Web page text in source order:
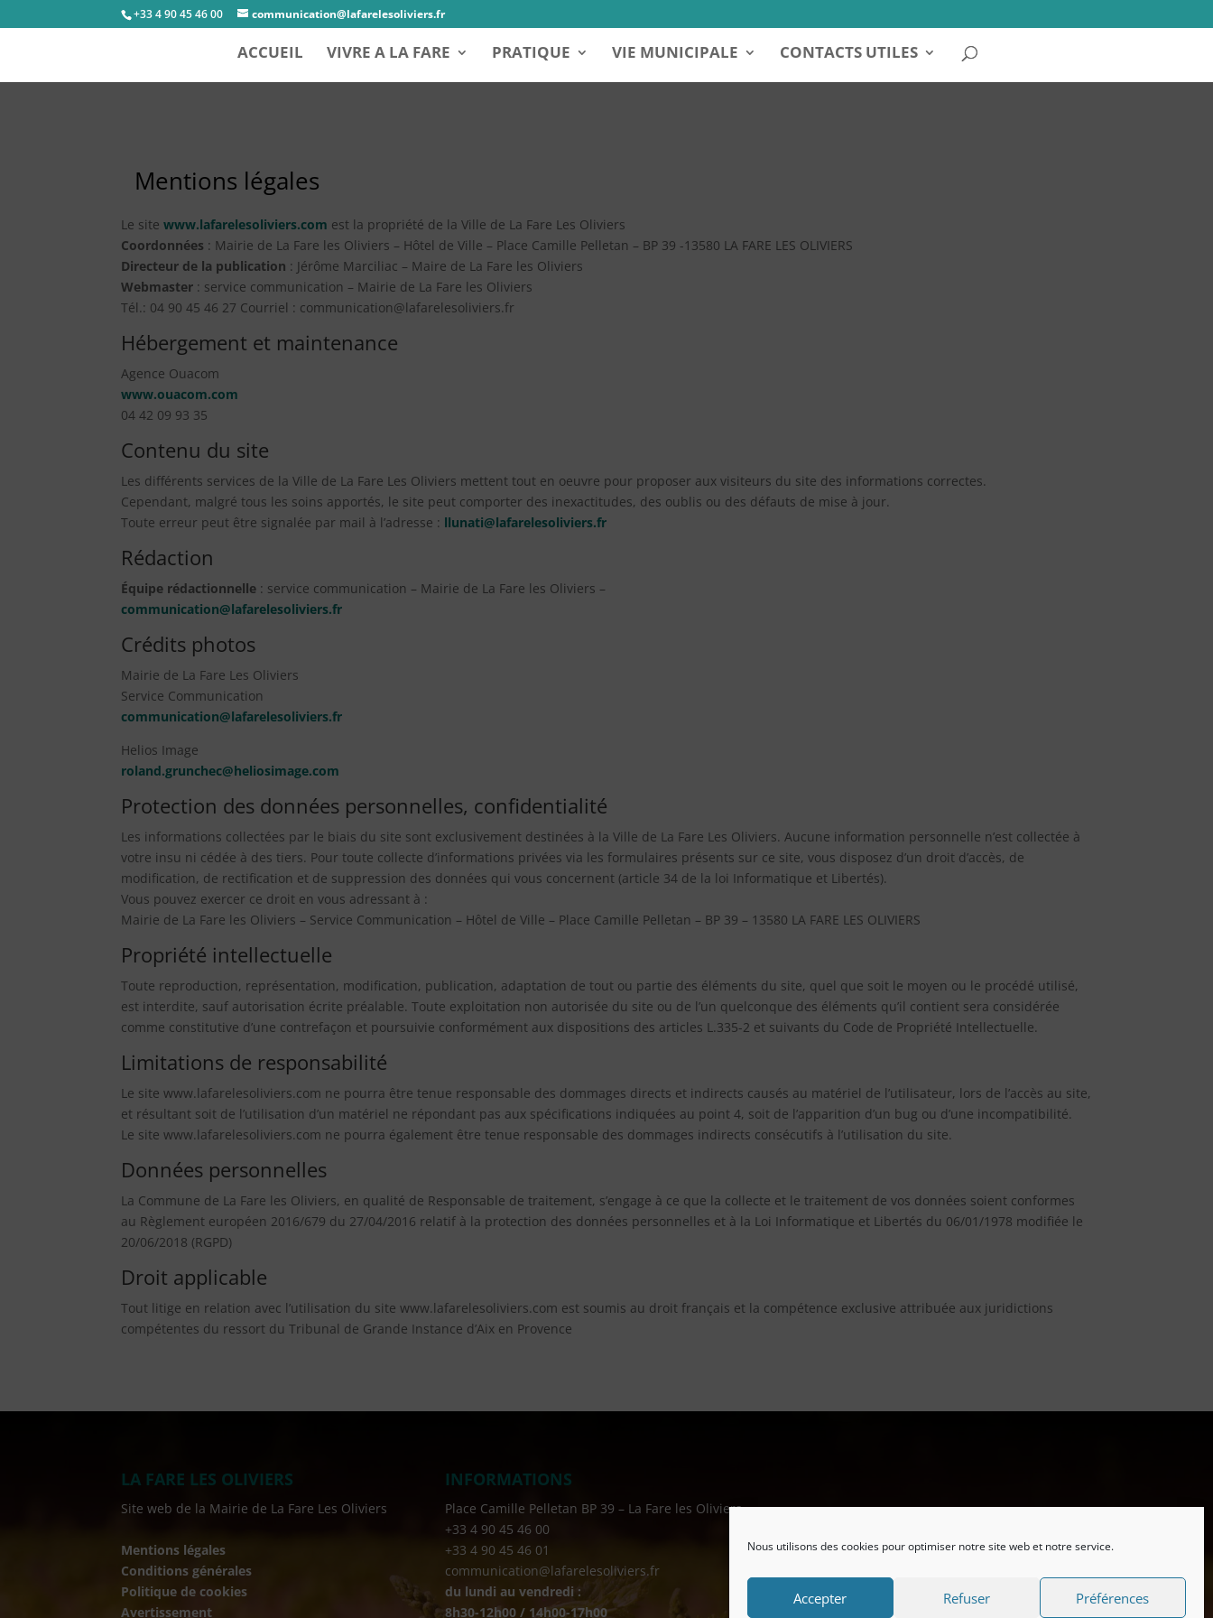
Nous utilisons des cookies pour optimiser notre site web et notre service.
Accepter Refuser Préférences
+33 4 90 45 46 00 communication@lafarelesoliviers.fr
ACCUEIL VIVRE A LA FARE PRATIQUE VIE MUNICIPALE CONTACTS UTILES
Mentions légales
Le sitewww.lafarelesoliviers.com est la propriété de la Ville de La Fare Les Oliviers
Coordonnées : Mairie de La Fare les Oliviers – Hôtel de Ville – Place Camille Pelletan – BP 39 -13580 LA FARE LES OLIVIERS
Directeur de la publication : Jérôme Marciliac – Maire de La Fare les Oliviers
Webmaster : service communication – Mairie de La Fare les Oliviers
Tél.: 04 90 45 46 27 Courriel : communication@lafarelesoliviers.fr
Hébergement et maintenance
Agence Ouacom
www.ouacom.com
04 42 09 93 35
Contenu du site
Les différents services de la Ville de La Fare Les Oliviers mettent tout en oeuvre pour proposer aux visiteurs du site des informations correctes.
Cependant, malgré tous les soins apportés, le site peut comporter des inexactitudes, des oublis ou des défauts de mise à jour.
Toute erreur peut être signalée par mail à l’adresse : llunati@lafarelesoliviers.fr
Rédaction
Équipe rédactionnelle : service communication – Mairie de La Fare les Oliviers –
communication@lafarelesoliviers.fr
Crédits photos
Mairie de La Fare Les Oliviers
Service Communication
communication@lafarelesoliviers.fr
Helios Image
roland.grunchec@heliosimage.com
Protection des données personnelles, confidentialité
Les informations collectées par le biais du site sont exclusivement destinées à la Ville de La Fare Les Oliviers. Aucune information personnelle n’est collectée à
votre insu ni cédée à des tiers. Pour toute collecte d’informations privées via les formulaires présents sur ce site, vous disposez d’un droit d’accès, de
modification, de rectification et de suppression des données qui vous concernent (article 34 de la loi Informatique et Libertés).
Vous pouvez exercer ce droit en vous adressant à :
Mairie de La Fare les Oliviers – Service Communication – Hôtel de Ville – Place Camille Pelletan – BP 39 – 13580 LA FARE LES OLIVIERS
Propriété intellectuelle
Toute reproduction, représentation, modification, publication, adaptation de tout ou partie des éléments du site, quel que soit le moyen ou le procédé utilisé,
est interdite, sauf autorisation écrite préalable. Toute exploitation non autorisée du site ou de l’un quelconque des éléments qu’il contient sera considérée
comme constitutive d’une contrefaçon et poursuivie conformément aux dispositions des articles L.335-2 et suivants du Code de Propriété Intellectuelle.
Limitations de responsabilité
Le site www.lafarelesoliviers.com ne pourra être tenue responsable des dommages directs et indirects causés au matériel de l’utilisateur, lors de l’accès au site,
et résultant soit de l’utilisation d’un matériel ne répondant pas aux spécifications indiquées au point 4, soit de l’apparition d’un bug ou d’une incompatibilité.
Le site www.lafarelesoliviers.com ne pourra également être tenue responsable des dommages indirects consécutifs à l’utilisation du site.
Données personnelles
La Commune de La Fare les Oliviers, en qualité de Responsable de traitement, s’engage à ce que la collecte et le traitement de vos données soient conformes
au Règlement européen 2016/679 du 27/04/2016 relatif à la protection des données personnelles et à la Loi Informatique et Libertés du 06/01/1978 modifiée le
20/06/2018 (RGPD)
Droit applicable
Tout litige en relation avec l’utilisation du site www.lafarelesoliviers.com est soumis au droit français et la compétence exclusive attribuée aux juridictions
compétentes du ressort du Tribunal de Grande Instance d’Aix en Provence
LA FARE LES OLIVIERS
Site web de la Mairie de La Fare Les Oliviers
Mentions légales
Conditions générales
Politique de cookies
Avertissement
INFORMATIONS
Place Camille Pelletan BP 39 – La Fare les Oliviers
+33 4 90 45 46 00
+33 4 90 45 46 01
communication@lafarelesoliviers.fr
du lundi au vendredi :
8h30-12h00 / 14h00-17h00